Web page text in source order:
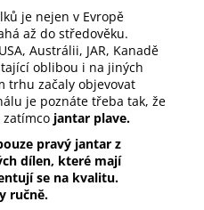
je nejen v Evropě
až do středověku.
Austrálii, JAR, Kanadě
oblibou i na jiných
trhu začaly objevovat
je poznáte třeba tak, že
zatímco jantar plave.
pravý jantar z
dílen, které mají
se na kvalitu.
ručně.